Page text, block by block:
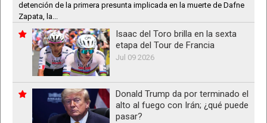
detención de la primera presunta implicada en la muerte de Dafne
Zapata, la...
Isaac del Toro brilla en la sexta
etapa del Tour de Francia
Jul 09 2026
Donald Trump da por terminado el
alto al fuego con Irán; ¿qué puede
pasar?